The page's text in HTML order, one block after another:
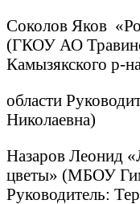
Соколов Яков
(ГКОУ АО
Камызякского р-
области
Николаевна)
Назаров Леонид
цветы» (МБОУ
Руководитель: